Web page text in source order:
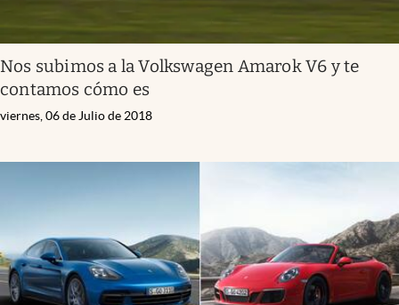
Nos subimos a la Volkswagen Amarok V6 y te
contamos cómo es
viernes, 06 de Julio de 2018